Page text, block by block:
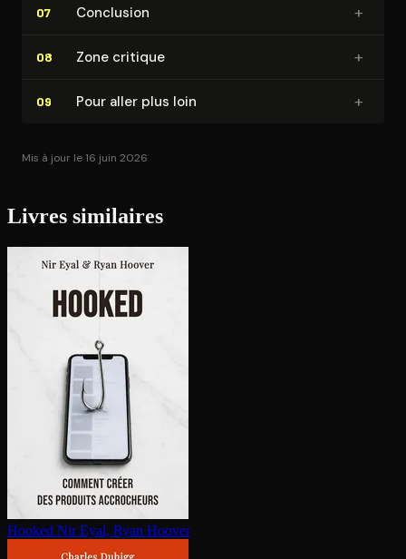
07 Conclusion +
08 Zone critique +
09 Pour aller plus loin +
Mis à jour le 16 juin 2026
Livres similaires
Hooked Nir Eyal, Ryan Hoover